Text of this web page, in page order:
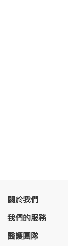
關於我們
我們的服務
醫護團隊